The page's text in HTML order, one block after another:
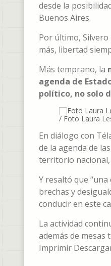
desde la
Buenos Aires.
Por último,
más, libertad
Más temprano, la
agenda de
político, no solo
/ Foto Laura
En diálogo con
de la agenda de
territorio nacional,
Y resaltó que
brechas y
conducir en este
La actividad
además de mesas
Imprimir